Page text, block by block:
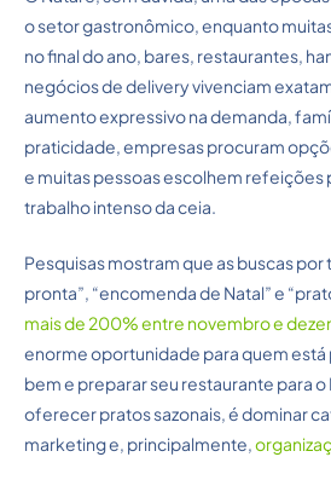
o setor gastronômico, enquanto
no final do ano, bares, restaurantes,
negócios de delivery vivenciam
aumento expressivo na demanda,
praticidade, empresas procuram
e muitas pessoas escolhem refeições
trabalho intenso da ceia.
Pesquisas mostram que as buscas
pronta”, “encomenda de Natal” e
mais de 200% entre novembro e
enorme oportunidade para quem
bem e preparar seu restaurante para o
oferecer pratos sazonais, é dominar
marketing e, principalmente,